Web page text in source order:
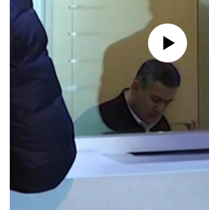
No media source